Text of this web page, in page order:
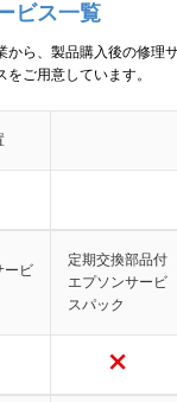
ビス一覧
から、製品購入後の修理
ご用意しています。
ービ
定期交換部品付
エプソンサービ
スパック